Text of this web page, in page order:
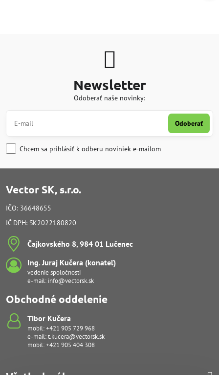
Newsletter
Odoberať naše novinky:
Odoberať
Chcem sa prihlásiť k odberu noviniek e-mailom
Vector SK, s.r.o.
IČO: 36648655
IČ DPH: SK2022180820
Čajkovského 8, 984 01 Lučenec
Ing​. Juraj Kučera (konateľ)
vedenie spoločnosti
e-mail: info@vectorsk.sk
Obchodné oddelenie
Tibor Kučera
mobil:+421 905 729 968
e-mail:t.kucera@vectorsk.sk
mobil:+421 905 404 308